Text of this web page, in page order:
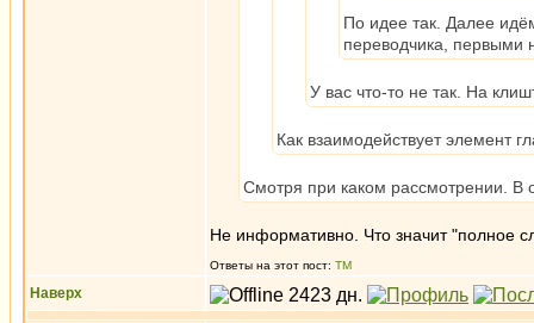
По идее так. Далее
переводчика, первыми
У вас что-то не так. На
Как взаимодействует элемент
Смотря при каком рассмотрении. В
Не информативно. Что значит "полное
Ответы на этот пост: ТМ
Наверх